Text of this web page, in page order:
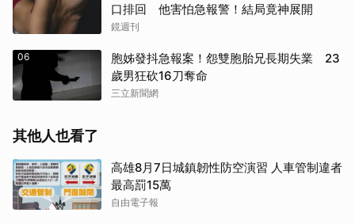
口排回 他害怕急報警！結局竟神展開
鏡週刊
06
胞姊發抖急報案！怨雙胞胎兄長期失業 23
歲男狂砍16刀奪命
三立新聞網
其他人也看了
高雄8月7日城鎮韌性防空演習 人車管制違者
最高罰15萬
自由電子報